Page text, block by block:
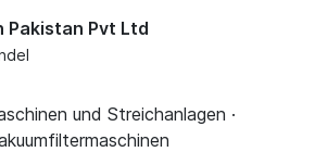
Pakistan Pvt Ltd
und Streichanlagen ·